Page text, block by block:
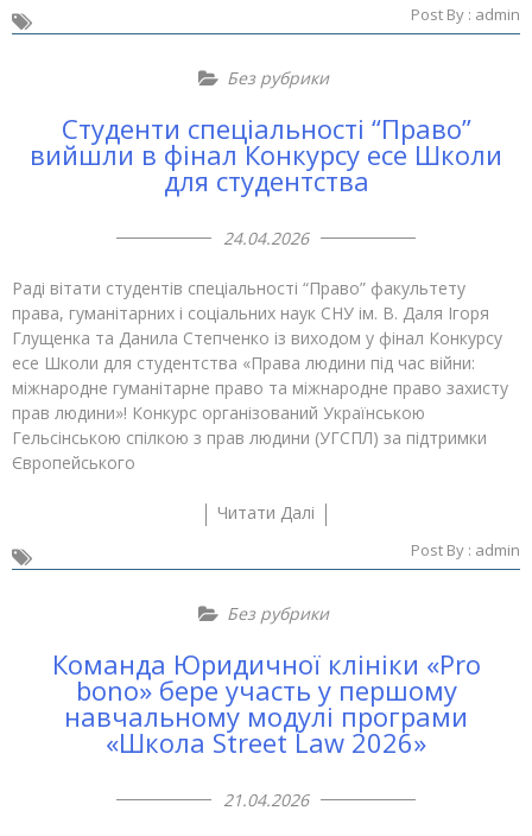
Post By : admin
Без рубрики
Студенти спеціальності “Право”
вийшли в фінал Конкурсу есе Школи
для студентства
24.04.2026
Раді вітати студентів спеціальності “Право” факультету
права, гуманітарних і соціальних наук СНУ ім. В. Даля Ігоря
Глущенка та Данила Степченко із виходом у фінал Конкурсу
есе Школи для студентства «Права людини під час війни:
міжнародне гуманітарне право та міжнародне право захисту
прав людини»! Конкурс організований Українською
Гельсінською спілкою з прав людини (УГСПЛ) за підтримки
Європейського
Читати Далі
Post By : admin
Без рубрики
Команда Юридичної клініки «Pro
bono» бере участь у першому
навчальному модулі програми
«Школа Street Law 2026»
21.04.2026